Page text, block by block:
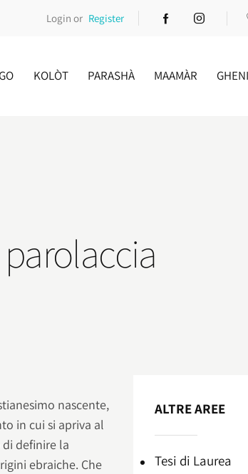
Login or Register
KOLÒT PARASHÀ MAAMÀR
nascente,
in cui si apriva al
definire la
ebraiche. Che
ALTRE AREE
Tesi di Laurea